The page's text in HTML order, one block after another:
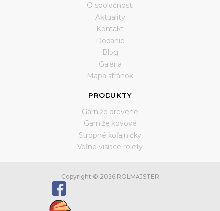
O spoločnosti
Aktuality
Kontakt
Dodanie
Blog
Galéria
Mapa stránok
PRODUKTY
Garniže drevené
Garniže kovové
Stropné koľajničky
Voľne visiace rolety
Copyright © 2026 ROLMAJSTER